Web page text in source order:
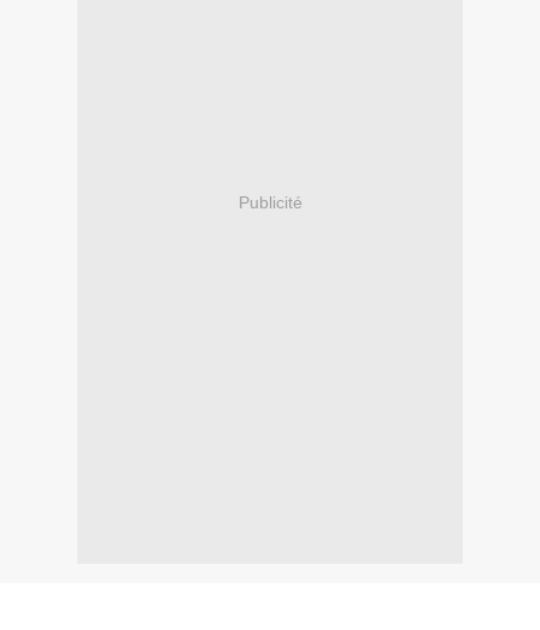
Publicité